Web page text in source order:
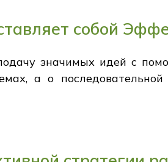
собой
значимых идей с
а о